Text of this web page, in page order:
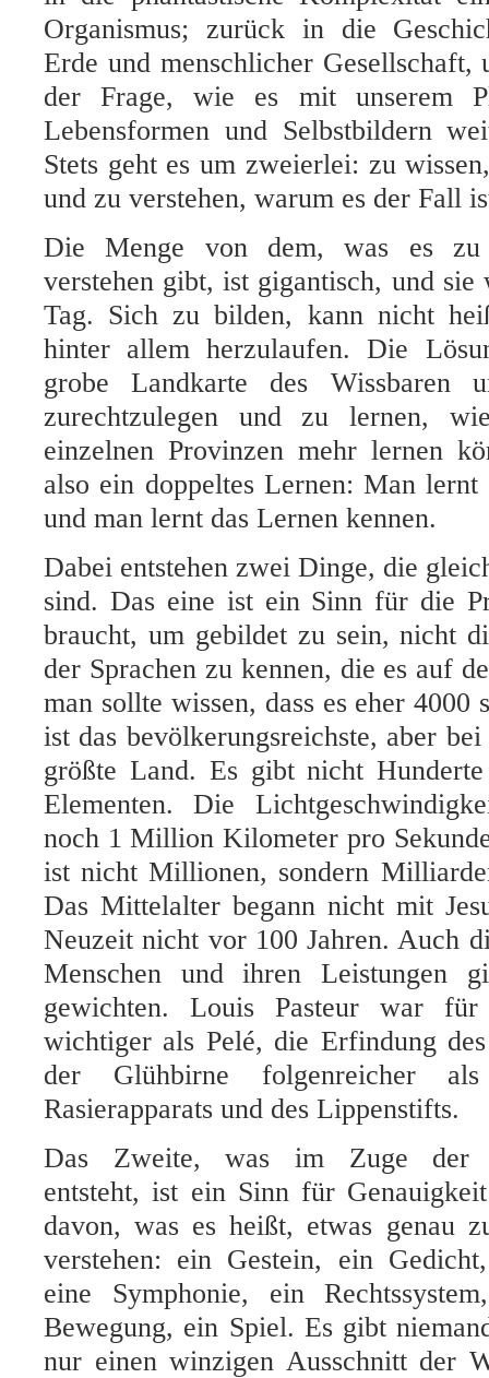
Organismus; zurück in die
Erde und menschlicher Gesellschaft,
der Frage, wie es mit unserem
Lebensformen und Selbstbildern
Stets geht es um zweierlei: zu
und zu verstehen, warum es der Fall
Die Menge von dem, was es
verstehen gibt, ist gigantisch, und sie
Tag. Sich zu bilden, kann nicht
hinter allem herzulaufen. Die
grobe Landkarte des Wissbaren
zurechtzulegen und zu lernen,
einzelnen Provinzen mehr lernen
also ein doppeltes Lernen: Man
und man lernt das Lernen kennen.
Dabei entstehen zwei Dinge, die
sind. Das eine ist ein Sinn für die
braucht, um gebildet zu sein, nicht
der Sprachen zu kennen, die es auf
man sollte wissen, dass es eher 4000
ist das bevölkerungsreichste, aber
größte Land. Es gibt nicht
Elementen. Die
noch 1 Million Kilometer pro
ist nicht Millionen, sondern
Das Mittelalter begann nicht mit
Neuzeit nicht vor 100 Jahren. Auch
Menschen und ihren Leistungen
gewichten. Louis Pasteur war für
wichtiger als Pelé, die Erfindung
der Glühbirne folgenreicher
Rasierapparats und des Lippenstifts.
Das Zweite, was im Zuge der
entsteht, ist ein Sinn für
davon, was es heißt, etwas genau
verstehen: ein Gestein, ein
eine Symphonie, ein
Bewegung, ein Spiel. Es gibt
nur einen winzigen Ausschnitt der